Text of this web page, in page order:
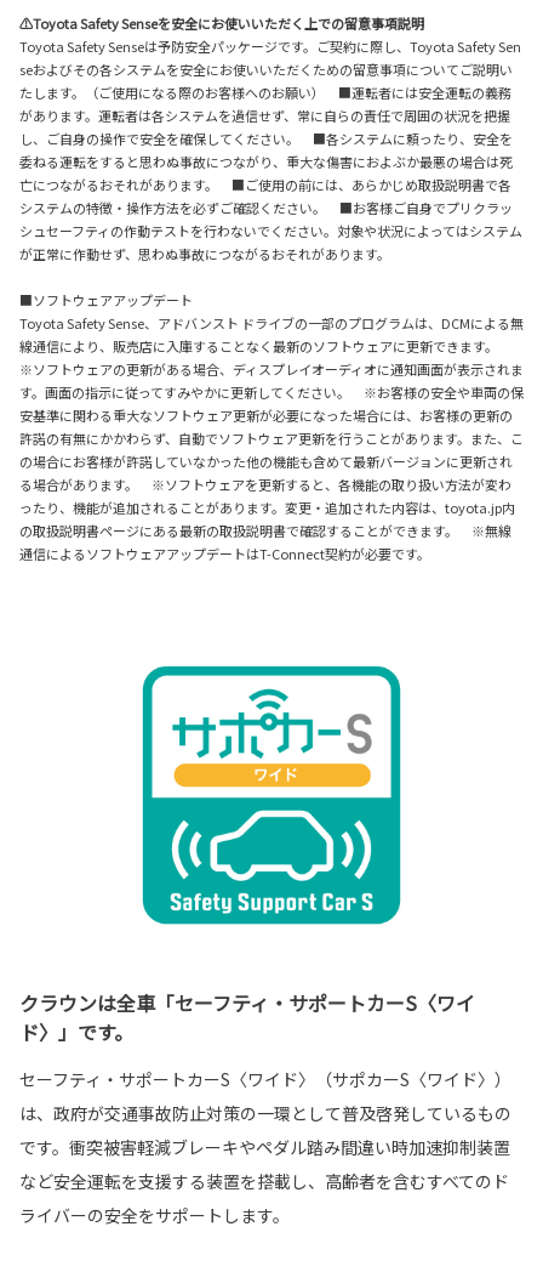
⚠Toyota Safety Senseを安全にお使いいただく上での留意事項説明
Toyota Safety Senseは予防安全パッケージです。ご契約に際し、Toyota Safety Sen
seおよびその各システムを安全にお使いいただくための留意事項についてご説明い
たします。（ご使用になる際のお客様へのお願い） ■運転者には安全運転の義務
があります。運転者は各システムを過信せず、常に自らの責任で周囲の状況を把握
し、ご自身の操作で安全を確保してください。 ■各システムに頼ったり、安全を
委ねる運転をすると思わぬ事故につながり、重大な傷害におよぶか最悪の場合は死
亡につながるおそれがあります。 ■ご使用の前には、あらかじめ取扱説明書で各
システムの特徴・操作方法を必ずご確認ください。 ■お客様ご自身でプリクラッ
シュセーフティの作動テストを行わないでください。対象や状況によってはシステム
が正常に作動せず、思わぬ事故につながるおそれがあります。
■ソフトウェアアップデート
Toyota Safety Sense、アドバンスト ドライブの一部のプログラムは、DCMによる無
線通信により、販売店に入庫することなく最新のソフトウェアに更新できます。
※ソフトウェアの更新がある場合、ディスプレイオーディオに通知画面が表示されま
す。画面の指示に従ってすみやかに更新してください。 ※お客様の安全や車両の保
安基準に関わる重大なソフトウェア更新が必要になった場合には、お客様の更新の
許諾の有無にかかわらず、自動でソフトウェア更新を行うことがあります。また、こ
の場合にお客様が許諾していなかった他の機能も含めて最新バージョンに更新され
る場合があります。 ※ソフトウェアを更新すると、各機能の取り扱い方法が変わ
ったり、機能が追加されることがあります。変更・追加された内容は、toyota.jp内
の取扱説明書ページにある最新の取扱説明書で確認することができます。 ※無線
通信によるソフトウェアアップデートはT-Connect契約が必要です。
クラウンは全車「セーフティ・サポートカーS〈ワイ
ド〉」です。
セーフティ・サポートカーS〈ワイド〉（サポカーS〈ワイド〉）
は、政府が交通事故防止対策の一環として普及啓発しているもの
です。衝突被害軽減ブレーキやペダル踏み間違い時加速抑制装置
など安全運転を支援する装置を搭載し、高齢者を含むすべてのド
ライバーの安全をサポートします。